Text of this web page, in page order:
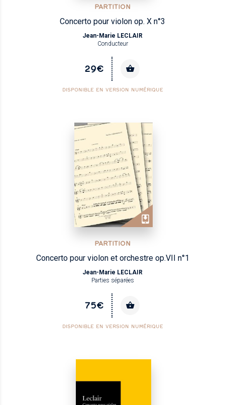
PARTITION
Concerto pour violon op. X n°3
Jean-Marie LECLAIR
Conducteur
29€
DISPONIBLE EN VERSION NUMÉRIQUE
PARTITION
Concerto pour violon et orchestre op.VII n°1
Jean-Marie LECLAIR
Parties séparées
75€
DISPONIBLE EN VERSION NUMÉRIQUE